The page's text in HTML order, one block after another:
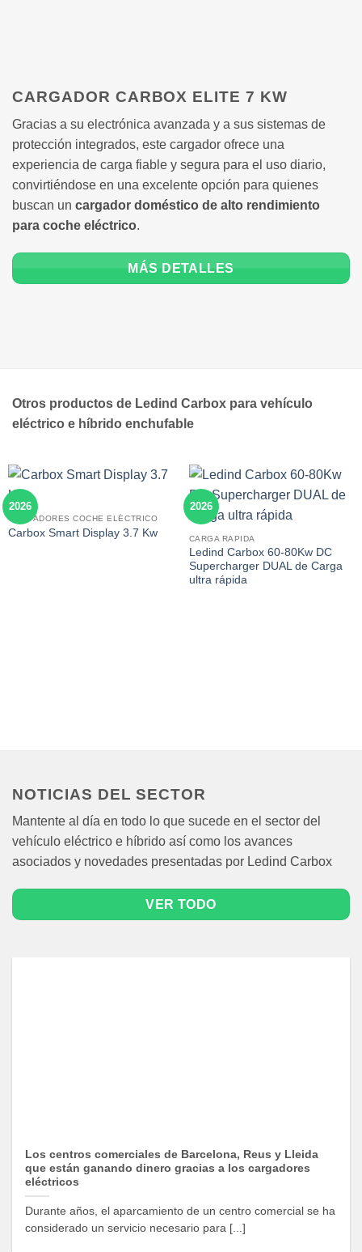
CARGADOR CARBOX ELITE 7 KW
Gracias a su electrónica avanzada y a sus sistemas de
protección integrados, este cargador ofrece una
experiencia de carga fiable y segura para el uso diario,
convirtiéndose en una excelente opción para quienes
buscan un cargador doméstico de alto rendimiento
para coche eléctrico.
MÁS DETALLES
Otros productos de Ledind Carbox para vehículo
eléctrico e híbrido enchufable
2026
CARGADORES COCHE ELÉCTRICO
Carbox Smart Display 3.7 Kw
2026
CARGA RAPIDA
Ledind Carbox 60-80Kw DC
Supercharger DUAL de Carga
ultra rápida
NOTICIAS DEL SECTOR
Mantente al día en todo lo que sucede en el sector del
vehículo eléctrico e híbrido así como los avances
asociados y novedades presentadas por Ledind Carbox
VER TODO
Los centros comerciales de Barcelona, Reus y Lleida
que están ganando dinero gracias a los cargadores
eléctricos
Durante años, el aparcamiento de un centro comercial se ha
considerado un servicio necesario para [...]